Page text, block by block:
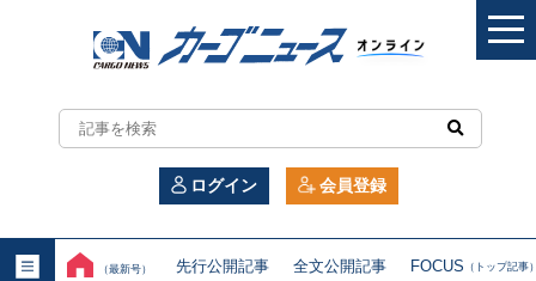
カ
ー
ニ
ログイン 会員登録
（最新号） 先行公開記事 全文公開記事 FOCUS （トップ記事